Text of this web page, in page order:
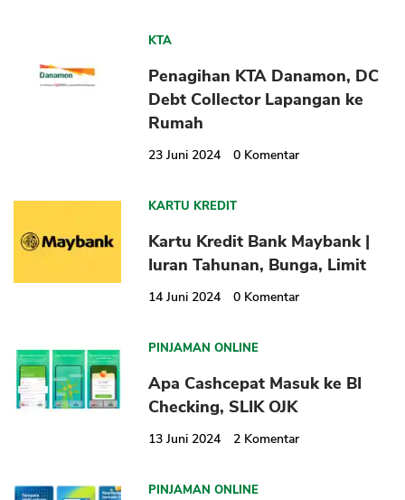
KTA
Penagihan KTA Danamon, DC
Debt Collector Lapangan ke
Rumah
23 Juni 2024 0 Komentar
KARTU KREDIT
Kartu Kredit Bank Maybank |
Iuran Tahunan, Bunga, Limit
14 Juni 2024 0 Komentar
PINJAMAN ONLINE
Apa Cashcepat Masuk ke BI
Checking, SLIK OJK
13 Juni 2024 2 Komentar
PINJAMAN ONLINE